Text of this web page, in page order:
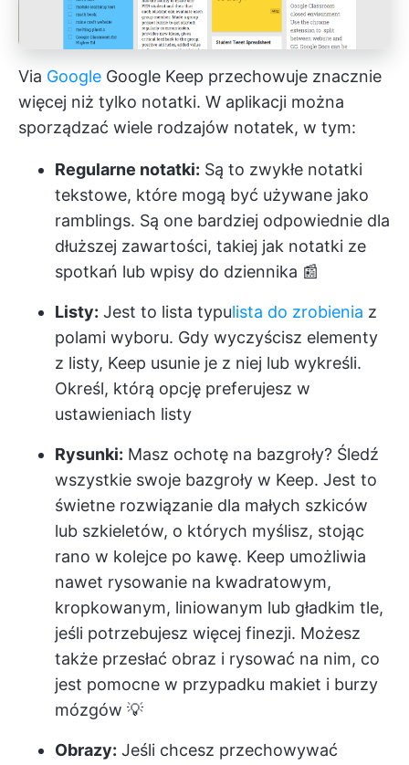
Via Google Google Keep przechowuje znacznie
więcej niż tylko notatki. W aplikacji można
sporządzać wiele rodzajów notatek, w tym:
Regularne notatki: Są to zwykłe notatki
tekstowe, które mogą być używane jako
ramblings. Są one bardziej odpowiednie dla
dłuższej zawartości, takiej jak notatki ze
spotkań lub wpisy do dziennika 📰
Listy: Jest to lista typulista do zrobienia z
polami wyboru. Gdy wyczyścisz elementy
z listy, Keep usunie je z niej lub wykreśli.
Określ, którą opcję preferujesz w
ustawieniach listy
Rysunki: Masz ochotę na bazgroły? Śledź
wszystkie swoje bazgroły w Keep. Jest to
świetne rozwiązanie dla małych szkiców
lub szkieletów, o których myślisz, stojąc
rano w kolejce po kawę. Keep umożliwia
nawet rysowanie na kwadratowym,
kropkowanym, liniowanym lub gładkim tle,
jeśli potrzebujesz więcej finezji. Możesz
także przesłać obraz i rysować na nim, co
jest pomocne w przypadku makiet i burzy
mózgów 💡
Obrazy: Jeśli chcesz przechowywać